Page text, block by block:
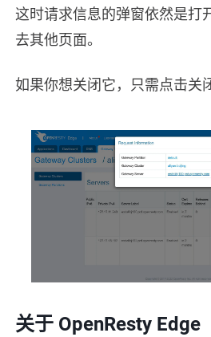
这时请求信息的弹窗依然是打
去其他页面。
如果你想关闭它，只需点击关
关于 OpenResty Edge